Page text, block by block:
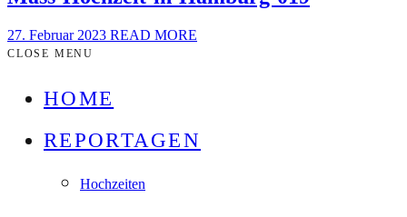
27. Februar 2023 READ MORE
CLOSE MENU
HOME
REPORTAGEN
Hochzeiten